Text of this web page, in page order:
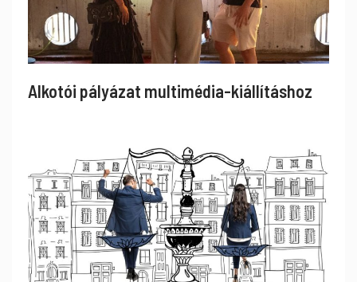
Alkotói pályázat multimédia-kiállításhoz